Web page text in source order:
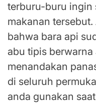
terburu-buru ingin
makanan
bahwa bara api
abu tipis
menandakan
di seluruh
anda gunakan